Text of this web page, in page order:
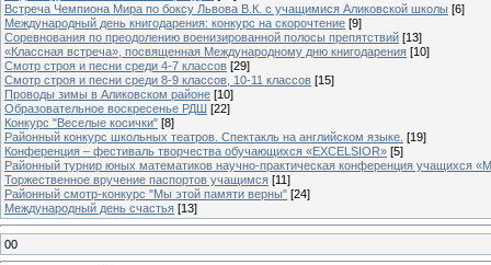
Встреча Чемпиона Мира по боксу Львова В.К. с учащимися Аликовской школы [6]
Международный день книгодарения: конкурс на скорочтение [9]
Cоревнования по преодолению военизированной полосы препятствий [13]
«Классная встреча», посвященная Международному дню книгодарения [10]
Смотр строя и песни среди 4-7 классов [29]
Смотр строя и песни среди 8-9 классов, 10-11 классов [15]
Проводы зимы в Аликовском районе [10]
Образовательное воскресенье РДШ [22]
Конкурс "Веселые косички" [8]
Районный конкурс школьных театров. Спектакль на английском языке. [19]
Конференция – фестиваль творчества обучающихся «EXCELSIOR» [5]
Районный турнир юных математиков научно-практическая конференция учащихся
Торжественное вручение паспортов учащимся [11]
Районный смотр-конкурс "Мы этой памяти верны" [24]
Международный день счастья [13]
00